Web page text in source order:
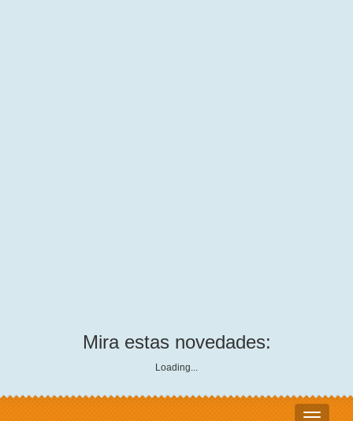
Mira estas novedades:
Loading...